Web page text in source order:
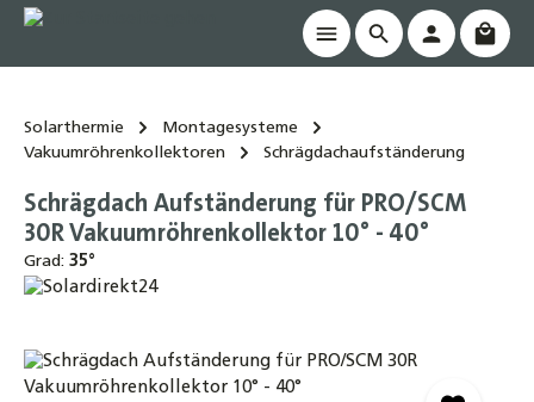
springen
Solarthermie
Montagesysteme
Vakuumröhrenkollektoren
Schrägdachaufständerung
Schrägdach Aufständerung für PRO/SCM
30R Vakuumröhrenkollektor 10° - 40°
Grad: 35°
Bildergalerie überspringen